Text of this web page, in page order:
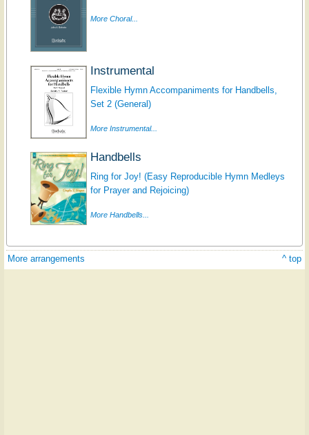
More Choral...
Instrumental
Flexible Hymn Accompaniments for Handbells,
Set 2 (General)
More Instrumental...
Handbells
Ring for Joy! (Easy Reproducible Hymn Medleys
for Prayer and Rejoicing)
More Handbells...
More arrangements ^ top